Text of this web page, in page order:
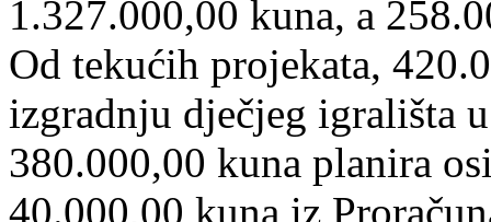
1.327.000,00 kuna, a
Od tekućih projekata,
izgradnju dječjeg igrališta
380.000,00 kuna planira
40.000,00 kuna iz